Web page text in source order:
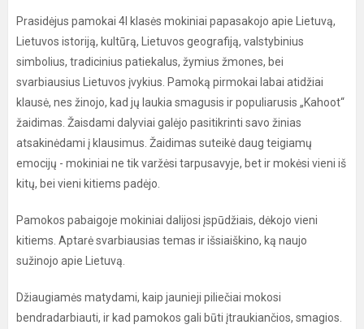
Prasidėjus pamokai 4l klasės mokiniai papasakojo apie Lietuvą,
Lietuvos istoriją, kultūrą, Lietuvos geografiją, valstybinius
simbolius, tradicinius patiekalus, žymius žmones, bei
svarbiausius Lietuvos įvykius. Pamoką pirmokai labai atidžiai
klausė, nes žinojo, kad jų laukia smagusis ir populiarusis „Kahoot“
žaidimas. Žaisdami dalyviai galėjo pasitikrinti savo žinias
atsakinėdami į klausimus. Žaidimas suteikė daug teigiamų
emocijų - mokiniai ne tik varžėsi tarpusavyje, bet ir mokėsi vieni iš
kitų, bei vieni kitiems padėjo.
Pamokos pabaigoje mokiniai dalijosi įspūdžiais, dėkojo vieni
kitiems. Aptarė svarbiausias temas ir išsiaiškino, ką naujo
sužinojo apie Lietuvą.
Džiaugiamės matydami, kaip jaunieji piliečiai mokosi
bendradarbiauti, ir kad pamokos gali būti įtraukiančios, smagios.